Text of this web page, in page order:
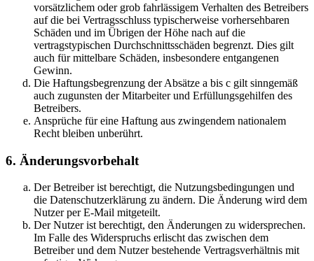
vorsätzlichem oder grob fahrlässigem Verhalten des Betreibers
auf die bei Vertragsschluss typischerweise vorhersehbaren
Schäden und im Übrigen der Höhe nach auf die
vertragstypischen Durchschnittsschäden begrenzt. Dies gilt
auch für mittelbare Schäden, insbesondere entgangenen
Gewinn.
Die Haftungsbegrenzung der Absätze a bis c gilt sinngemäß
auch zugunsten der Mitarbeiter und Erfüllungsgehilfen des
Betreibers.
Ansprüche für eine Haftung aus zwingendem nationalem
Recht bleiben unberührt.
6. Änderungsvorbehalt
Der Betreiber ist berechtigt, die Nutzungsbedingungen und
die Datenschutzerklärung zu ändern. Die Änderung wird dem
Nutzer per E-Mail mitgeteilt.
Der Nutzer ist berechtigt, den Änderungen zu widersprechen.
Im Falle des Widerspruchs erlischt das zwischen dem
Betreiber und dem Nutzer bestehende Vertragsverhältnis mit